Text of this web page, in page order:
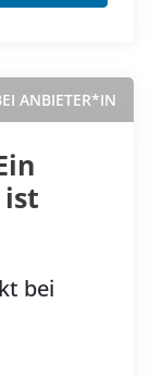
ANBIETER*IN
ist
bei